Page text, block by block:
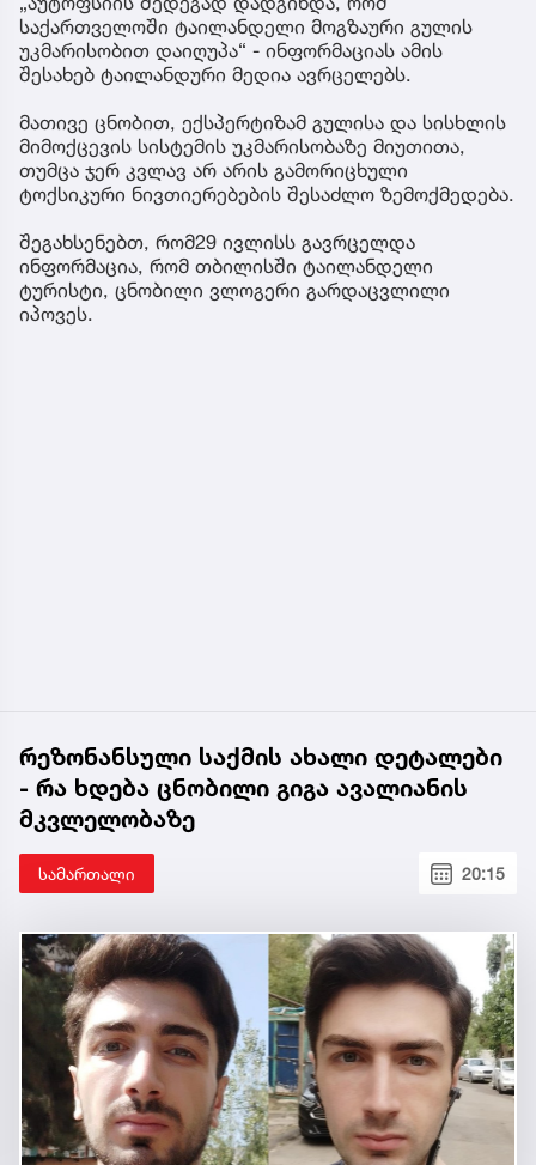
საქართველოში ტაილანდელი მოგზაური გულის
უკმარისობით დაიღუპა“ - ინფორმაციას ამის
შესახებ ტაილანდური მედია ავრცელებს.
მათივე ცნობით, ექსპერტიზამ გულისა და სისხლის
მიმოქცევის სისტემის უკმარისობაზე მიუთითა,
თუმცა ჯერ კვლავ არ არის გამორიცხული
ტოქსიკური ნივთიერებების შესაძლო ზემოქმედება.
შეგახსენებთ, რომ29 ივლისს გავრცელდა
ინფორმაცია, რომ თბილისში ტაილანდელი
ტურისტი, ცნობილი ვლოგერი გარდაცვლილი
იპოვეს.
რეზონანსული საქმის ახალი დეტალები
- რა ხდება ცნობილი გიგა ავალიანის
მკვლელობაზე
სამართალი 20:15